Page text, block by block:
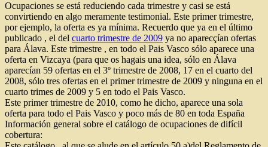
Ocupaciones se está reduciendo cada trimestre y casi se está
convirtiendo en algo meramente testimonial. Este primer trimestre,
por ejemplo, la oferta es ya mínima. Recuerdo que ya en el último
publicado , el del cuarto trimestre de 2009 ya no aparecçían ofertas
para Álava. Este trimestre , en todo el Pais Vasco sólo aparece una
oferta en Vizcaya (para que os hagais una idea, sólo en Álava
aparecían 59 ofertas en el 3º trimestre de 2008, 17 en el cuarto del
2008, sólo tres ofertas en el primer trimestre de 2009 y ninguna en el
cuarto trimes de 2009 y 5 en todo el Pais Vasco.
Este primer trimestre de 2010, como he dicho, aparece una sola
oferta para todo el Pais Vasco y poco más de 80 en toda España
Información general sobre el catálogo de ocupaciones de difícil
cobertura: